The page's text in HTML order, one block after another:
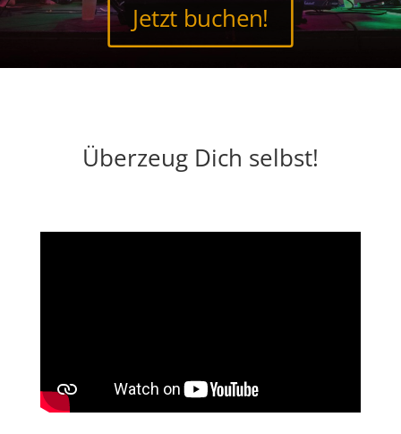
Jetzt buchen!
Überzeug Dich selbst!